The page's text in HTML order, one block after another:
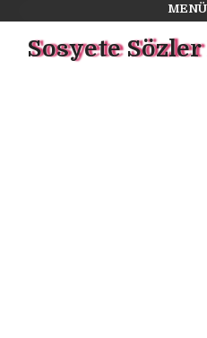
Sosyete